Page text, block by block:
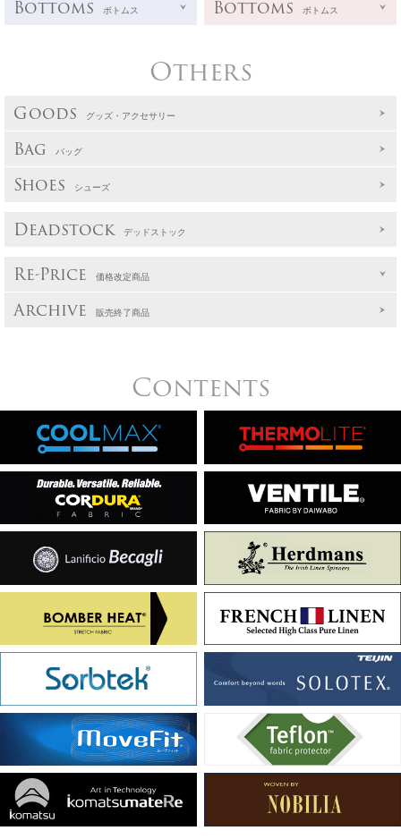
Bottoms ボトムス Bottoms ボトムス
Others
Goods グッズ・アクセサリー
Bag バッグ
Shoes シューズ
Deadstock デッドストック
Re-Price 価格改定商品
Archive 販売終了商品
Contents